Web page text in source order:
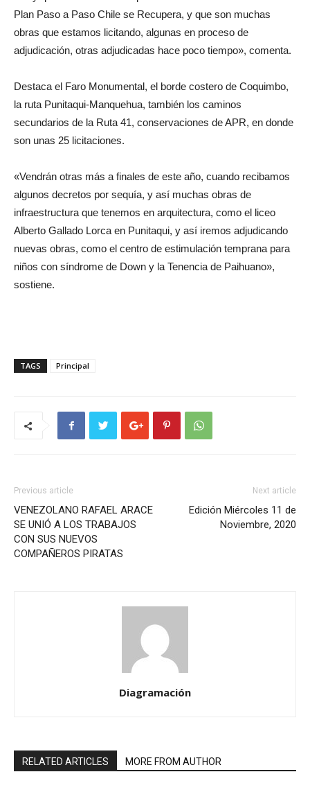
Plan Paso a Paso Chile se Recupera, y que son muchas
obras que estamos licitando, algunas en proceso de
adjudicación, otras adjudicadas hace poco tiempo», comenta.
Destaca el Faro Monumental, el borde costero de Coquimbo,
la ruta Punitaqui-Manquehua, también los caminos
secundarios de la Ruta 41, conservaciones de APR, en donde
son unas 25 licitaciones.
«Vendrán otras más a finales de este año, cuando recibamos
algunos decretos por sequía, y así muchas obras de
infraestructura que tenemos en arquitectura, como el liceo
Alberto Gallado Lorca en Punitaqui, y así iremos adjudicando
nuevas obras, como el centro de estimulación temprana para
niños con síndrome de Down y la Tenencia de Paihuano»,
sostiene.
TAGS Principal
Previous article
VENEZOLANO RAFAEL ARACE
SE UNIÓ A LOS TRABAJOS
CON SUS NUEVOS
COMPAÑEROS PIRATAS
Next article
Edición Miércoles 11 de
Noviembre, 2020
Diagramación
RELATED ARTICLES MORE FROM AUTHOR